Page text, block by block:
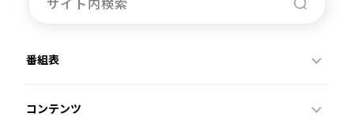
番組表
コンテンツ